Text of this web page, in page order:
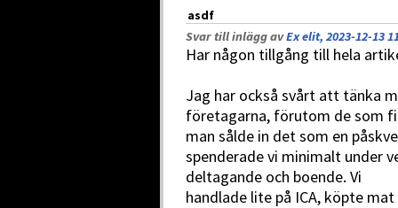
asdf
Svar till inlägg avEx elit, 2023-12-13
Har någon tillgång till hela
Jag har också svårt att tänka
företagarna, förutom de som
man sålde in det som en
spenderade vi minimalt under
deltagande och boende. Vi
handlade lite på ICA, köpte